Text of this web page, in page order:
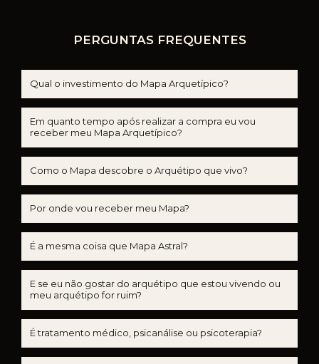
PERGUNTAS FREQUENTES
Qual o investimento do Mapa Arquetípico?
Em quanto tempo após realizar a compra eu vou
receber meu Mapa Arquetípico?
Como o Mapa descobre o Arquétipo que vivo?
Por onde vou receber meu Mapa?
É a mesma coisa que Mapa Astral?
E se eu não gostar do arquétipo que estou vivendo ou
meu arquétipo for ruim?
É tratamento médico, psicanálise ou psicoterapia?